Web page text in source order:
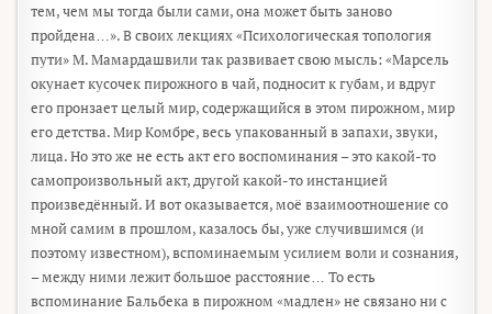
тем, чем мы тогда были сами, она может быть заново
пройдена…». В своих лекциях «Психологическая топология
пути» М. Мамардашвили так развивает свою мысль: «Марсель
окунает кусочек пирожного в чай, подносит к губам, и вдруг
его пронзает целый мир, содержащийся в этом пирожном, мир
его детства. Мир Комбре, весь упакованный в запахи, звуки,
лица. Но это же не есть акт его воспоминания – это какой-то
самопроизвольный акт, другой какой-то инстанцией
произведённый. И вот оказывается, моё взаимоотношение со
мной самим в прошлом, казалось бы, уже случившимся (и
поэтому известном), вспоминаемым усилием воли и сознания,
– между ними лежит большое расстояние… То есть
вспоминание Бальбека в пирожном «мадлен» не связано ни с